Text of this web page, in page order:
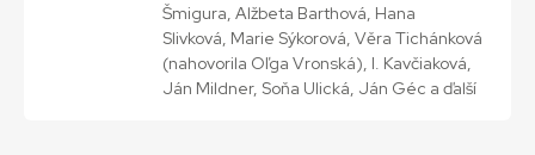
Šmigura, Alžbeta Barthová, Hana
Slivková, Marie Sýkorová, Věra Tichánková
(nahovorila Oľga Vronská), I. Kavčiaková,
Ján Mildner, Soňa Ulická, Ján Géc a ďalší